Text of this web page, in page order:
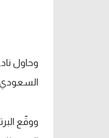
وحاول
السعودي